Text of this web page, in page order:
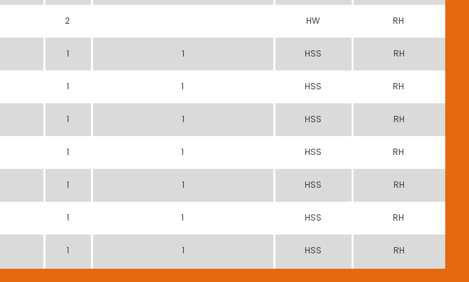
2 HW RH
1 1 HSS RH
1 1 HSS RH
1 1 HSS RH
1 1 HSS RH
1 1 HSS RH
1 1 HSS RH
1 1 HSS RH